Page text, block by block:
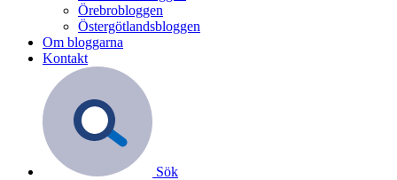
Örebrobloggen
Östergötlandsbloggen
Om bloggarna
Kontakt
Sök